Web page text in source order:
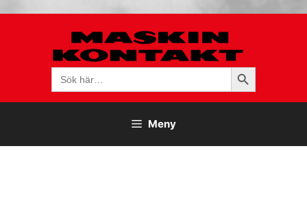
Sök
efter:
Sökknapp
Meny